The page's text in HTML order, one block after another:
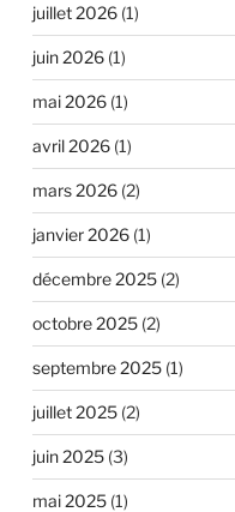
juillet 2026(1)
juin 2026(1)
mai 2026(1)
avril 2026(1)
mars 2026(2)
janvier 2026(1)
décembre 2025(2)
octobre 2025(2)
septembre 2025(1)
juillet 2025(2)
juin 2025(3)
mai 2025(1)